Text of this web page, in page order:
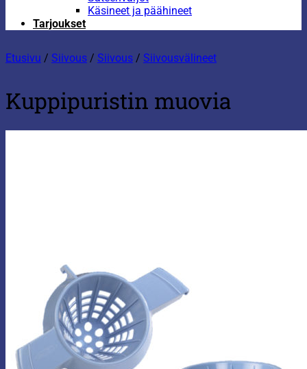
Käsineet ja päähineet
Tarjoukset
Etusivu / Siivous / Siivous / Siivousvälineet
Kuppipuristin muovia